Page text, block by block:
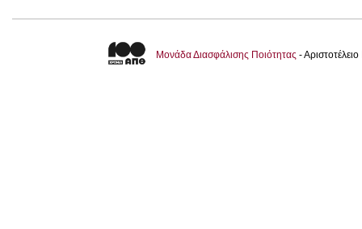
Μονάδα Διασφάλισης Ποιότητας -